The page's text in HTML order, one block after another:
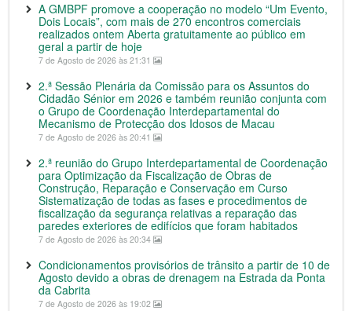
A GMBPF promove a cooperação no modelo “Um Evento,
Dois Locais”, com mais de 270 encontros comerciais
realizados ontem Aberta gratuitamente ao público em
geral a partir de hoje
7 de Agosto de 2026 às 21:31
2.ª Sessão Plenária da Comissão para os Assuntos do
Cidadão Sénior em 2026 e também reunião conjunta com
o Grupo de Coordenação Interdepartamental do
Mecanismo de Protecção dos Idosos de Macau
7 de Agosto de 2026 às 20:41
2.ª reunião do Grupo Interdepartamental de Coordenação
para Optimização da Fiscalização de Obras de
Construção, Reparação e Conservação em Curso
Sistematização de todas as fases e procedimentos de
fiscalização da segurança relativas a reparação das
paredes exteriores de edifícios que foram habitados
7 de Agosto de 2026 às 20:34
Condicionamentos provisórios de trânsito a partir de 10 de
Agosto devido a obras de drenagem na Estrada da Ponta
da Cabrita
7 de Agosto de 2026 às 19:02